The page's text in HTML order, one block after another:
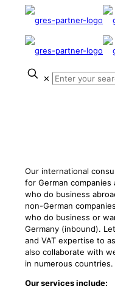
✕
Our international
for German companies
who do business
non-German
who do business or
Germany (inbound).
and VAT expertise to
also collaborate with
in numerous countries.
Our services include: